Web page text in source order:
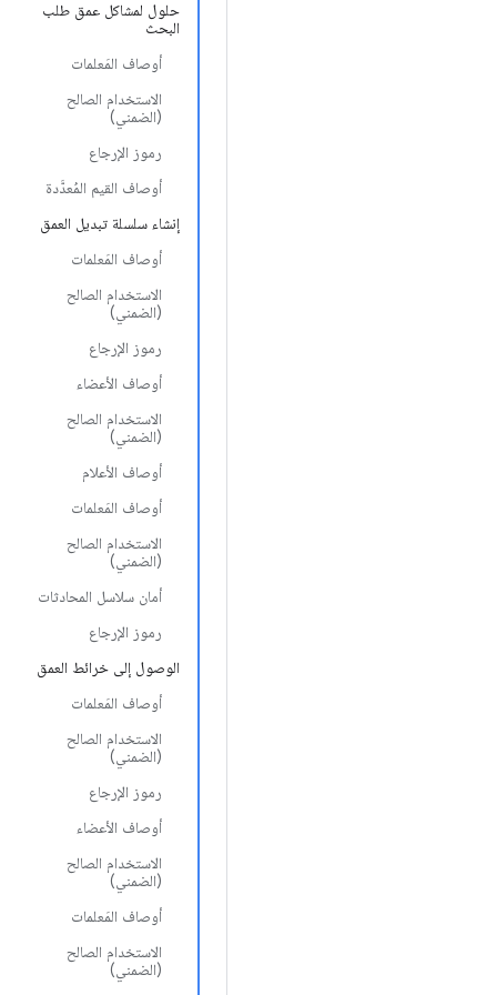
حلول لمشاكل عمق طلب
البحث
أوصاف المَعلمات
الاستخدام الصالح
(الضمني)
رموز الإرجاع
أوصاف القيم المُعدَّدة
إنشاء سلسلة تبديل العمق
أوصاف المَعلمات
الاستخدام الصالح
(الضمني)
رموز الإرجاع
أوصاف الأعضاء
الاستخدام الصالح
(الضمني)
أوصاف الأعلام
أوصاف المَعلمات
الاستخدام الصالح
(الضمني)
أمان سلاسل المحادثات
رموز الإرجاع
الوصول إلى خرائط العمق
أوصاف المَعلمات
الاستخدام الصالح
(الضمني)
رموز الإرجاع
أوصاف الأعضاء
الاستخدام الصالح
(الضمني)
أوصاف المَعلمات
الاستخدام الصالح
(الضمني)